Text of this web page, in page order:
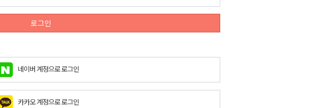
2026년 08월 07일(금)
2026년 08월 07일(금)
로그인
네이버 계정으로 로그인
카카오 계정으로 로그인